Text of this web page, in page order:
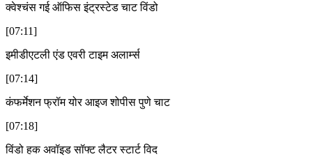
क्वेश्चंस गई ऑफिस इंट्रस्टेड चाट विंडो
[07:11]
इमीडीएटली एंड एवरी टाइम अलार्म्स
[07:14]
कंफर्मेशन फ्रॉम योर आइज शोपीस पुणे चाट
[07:18]
विंडो हक अवॉइड सॉफ्ट लैटर स्टार्ट विद